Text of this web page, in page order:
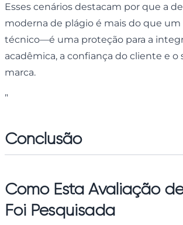
Esses cenários destacam por que a
moderna de plágio é mais do que
técnico—é uma proteção para a
acadêmica, a confiança do cliente e o
marca.
"
Conclusão
Como Esta Avaliação
Foi Pesquisada